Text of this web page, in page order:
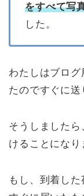
をすべて写
した。
わたしはブロ
たのですぐに送
そうしました
けることになり
もし、到着した